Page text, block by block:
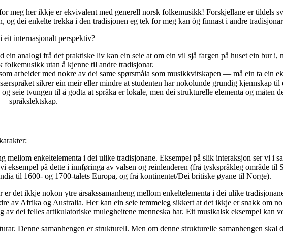
meg her ikkje er ekvivalent med generell norsk folkemusikk! Forskjellane er tildels
og dei enkelte trekka i den tradisjonen eg tek for meg kan òg finnast i andre
internasjonalt perspektiv?
analogi frå det praktiske liv kan ein seie at om ein vil sjå fargen på huset ein bur i,
folkemusikk utan å kjenne til andre tradisjonar.
arbeider med nokre av dei same spørsmåla som musikkvitskapen — må ein ta ein
sikrer ein meir eller mindre at studenten har nokolunde grundig kjennskap
seie tvungen til å godta at språka er lokale, men dei strukturelle elementa og
språkslektskap.
mellom enkeltelementa i dei ulike tradisjonane. Eksempel på slik interaksjon ser vi i
eksempel på dette i innføringa av valsen og reinlenderen (frå tyskspråkleg område
til 1600- og 1700-talets Europa, og frå kontinentet/Dei britiske øyane til Norge).
det ikkje nokon ytre årsakssamanheng mellom enkeltelementa i dei ulike
av Afrika og Australia. Her kan ein seie temmeleg sikkert at det ikkje er snakk om
dei felles artikulatoriske mulegheitene menneska har. Eit musikalsk eksempel kan
Denne samanhengen er strukturell. Men om denne strukturelle samanhengen